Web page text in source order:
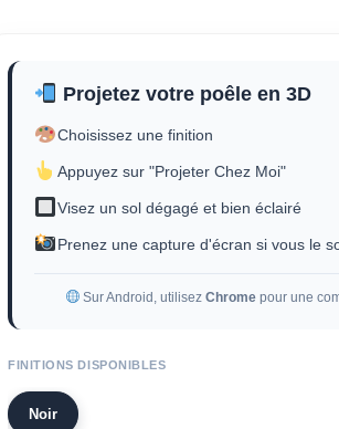
Projetez votre poêle en 3D
Choisissez une finition
Appuyez sur "Projeter Chez Moi"
Visez un sol dégagé et bien éclairé
Prenez une capture d'écran si vous le
Sur Android, utilisezChrome pour une
FINITIONS DISPONIBLES
Noir